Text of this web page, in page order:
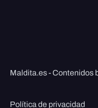
Maldita.es - Contenidos
Política de privacidad